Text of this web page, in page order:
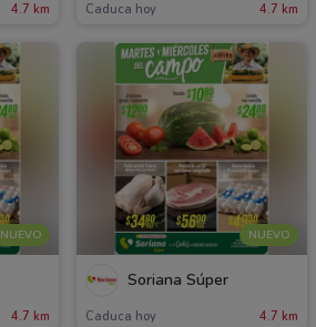
4.7 km Caduca hoy 4.7 km
NUEVO
4.7 km
NUEVO
Soriana Súper
Caduca hoy 4.7 km